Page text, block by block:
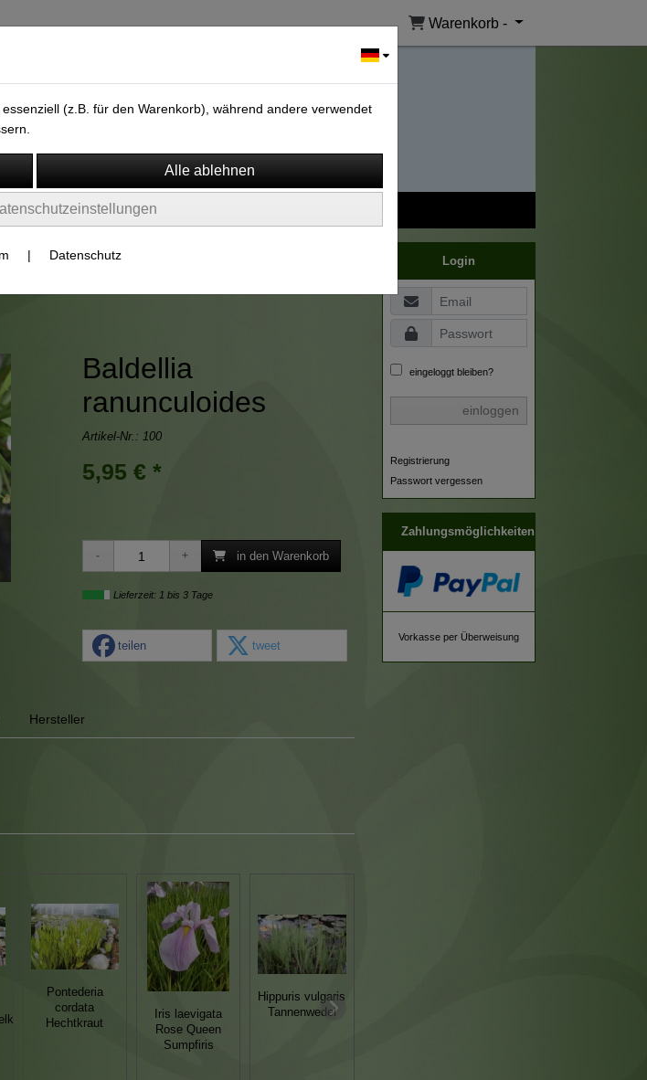
Warenkorb -
Seerosen/Fleischfressende
Baldellia
ranunculoides
Artikel-Nr.: 100
5,95 € *
in den Warenkorb
Lieferzeit: 1 bis 3 Tage
teilen tweet
Hersteller
Pontederia
cordata
Hechtkraut
Iris laevigata
Rose Queen
Sumpfiris
Hippuris vulgaris
Tannenwedel
Login
eingeloggt bleiben?
einloggen
Registrierung
Passwort vergessen
Zahlungsmöglichkeiten
Vorkasse per Überweisung
(z.B. für den Warenkorb), während andere verwendet
| Datenschutz